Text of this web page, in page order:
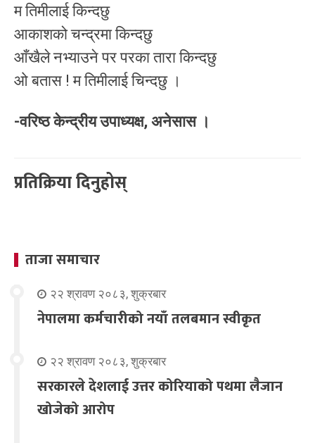
म तिमीलाई किन्दछु
आकाशको चन्द्रमा किन्दछु
आँखैले नभ्याउने पर परका तारा किन्दछु
ओ बतास ! म तिमीलाई चिन्दछु ।
-वरिष्ठ केन्द्रीय उपाध्यक्ष, अनेसास ।
प्रतिक्रिया दिनुहोस्
ताजा समाचार
२२ श्रावण २०८३, शुक्रबार
नेपालमा कर्मचारीको नयाँ तलबमान स्वीकृत
२२ श्रावण २०८३, शुक्रबार
सरकारले देशलाई उत्तर कोरियाको पथमा लैजान
खोजेको आरोप